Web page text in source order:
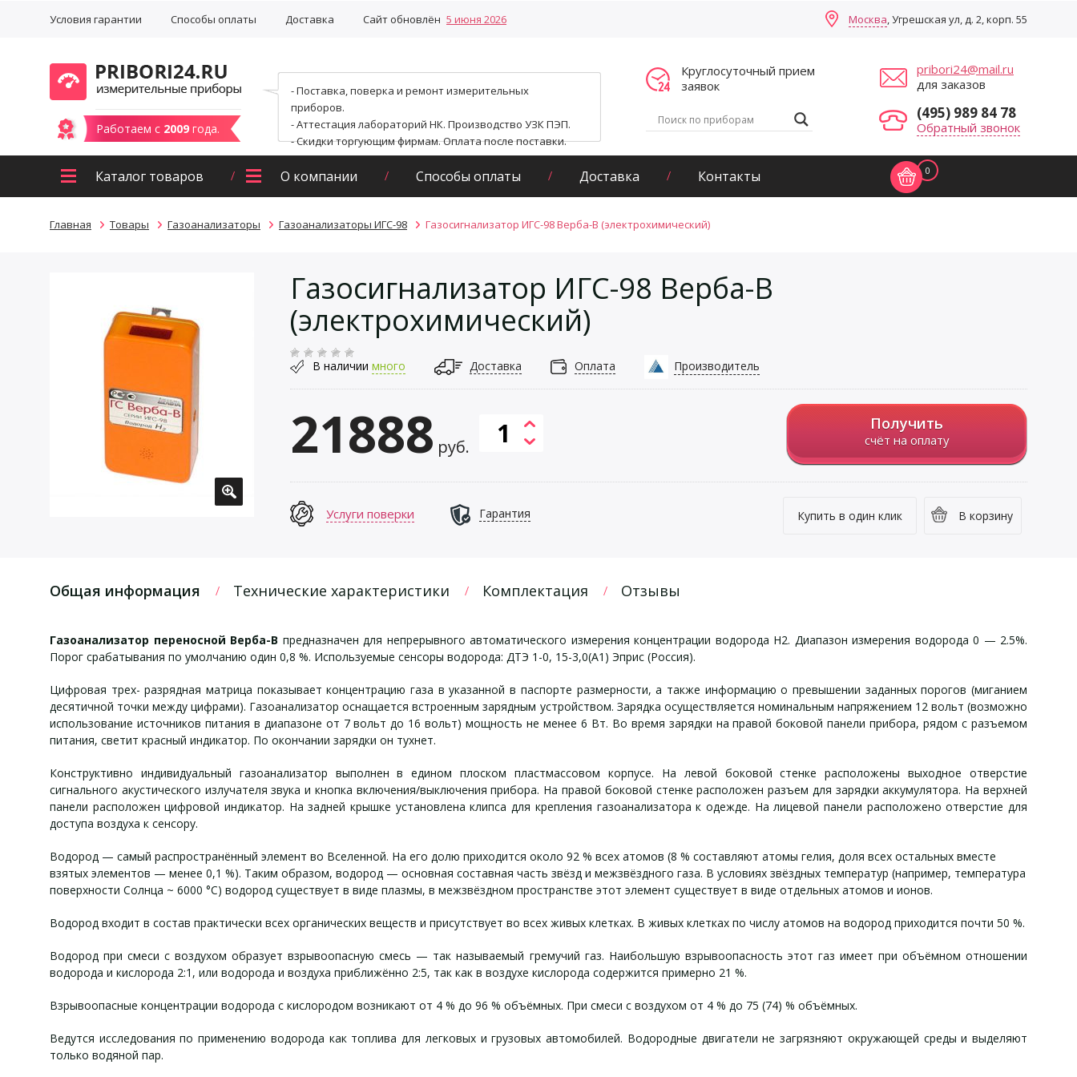
Условия гарантии Способы оплаты Доставка Сайт обновлён 5 июня 2026 Москва, Угрешская ул, д. 2, корп. 55
Работаем с 2009 года.
- Поставка, поверка и ремонт измерительных
приборов.
- Аттестация лабораторий НК. Производство УЗК ПЭП.
- Скидки торгующим фирмам. Оплата после поставки.
Круглосуточный прием
заявок
pribori24@mail.ru
для заказов
(495) 989 84 78
Обратный звонок
Каталог товаров О компании Способы оплаты Доставка Контакты 0
Главная Товары Газоанализаторы Газоанализаторы ИГС-98 Газосигнализатор ИГС-98 Верба-В (электрохимический)
Газосигнализатор ИГС-98 Верба-В
(электрохимический)
В наличии много Доставка Оплата Производитель
21888 руб.
Получить
счёт на оплату
В корзину
Купить в один клик
Услуги поверки Гарантия
Общая информация Технические характеристики Комплектация Отзывы
Газоанализатор переносной Верба-В предназначен для непрерывного автоматического измерения концентрации водорода H2. Диапазон измерения водорода 0 — 2.5%.
Порог срабатывания по умолчанию один 0,8 %. Используемые сенсоры водорода: ДТЭ 1-0, 15-3,0(А1) Эприс (Россия).
Цифровая трех- разрядная матрица показывает концентрацию газа в указанной в паспорте размерности, а также информацию о превышении заданных порогов (миганием
десятичной точки между цифрами). Газоанализатор оснащается встроенным зарядным устройством. Зарядка осуществляется номинальным напряжением 12 вольт (возможно
использование источников питания в диапазоне от 7 вольт до 16 вольт) мощность не менее 6 Вт. Во время зарядки на правой боковой панели прибора, рядом с разъемом
питания, светит красный индикатор. По окончании зарядки он тухнет.
Конструктивно индивидуальный газоанализатор выполнен в едином плоском пластмассовом корпусе. На левой боковой стенке расположены выходное отверстие
сигнального акустического излучателя звука и кнопка включения/выключения прибора. На правой боковой стенке расположен разъем для зарядки аккумулятора. На верхней
панели расположен цифровой индикатор. На задней крышке установлена клипса для крепления газоанализатора к одежде. На лицевой панели расположено отверстие для
доступа воздуха к сенсору.
Водород — самый распространённый элемент во Вселенной. На его долю приходится около 92 % всех атомов (8 % составляют атомы гелия, доля всех остальных вместе
взятых элементов — менее 0,1 %). Таким образом, водород — основная составная часть звёзд и межзвёздного газа. В условиях звёздных температур (например, температура
поверхности Солнца ~ 6000 °C) водород существует в виде плазмы, в межзвёздном пространстве этот элемент существует в виде отдельных атомов и ионов.
Водород входит в состав практически всех органических веществ и присутствует во всех живых клетках. В живых клетках по числу атомов на водород приходится почти 50 %.
Водород при смеси с воздухом образует взрывоопасную смесь — так называемый гремучий газ. Наибольшую взрывоопасность этот газ имеет при объёмном отношении
водорода и кислорода 2:1, или водорода и воздуха приближённо 2:5, так как в воздухе кислорода содержится примерно 21 %.
Взрывоопасные концентрации водорода с кислородом возникают от 4 % до 96 % объёмных. При смеси с воздухом от 4 % до 75 (74) % объёмных.
Ведутся исследования по применению водорода как топлива для легковых и грузовых автомобилей. Водородные двигатели не загрязняют окружающей среды и выделяют
только водяной пар.